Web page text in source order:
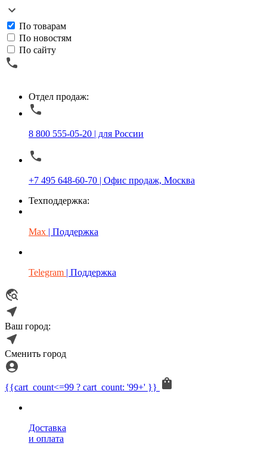
По товарам
По новостям
По сайту
Отдел продаж:
8 800 555-05-20 | для России
+7 495 648-60-70 | Офис продаж, Москва
Техподдержка:
Max | Поддержка
Telegram | Поддержка
Ваш город:
Сменить город
{{cart_count<=99 ? cart_count: '99+' }}
Доставка
и оплата